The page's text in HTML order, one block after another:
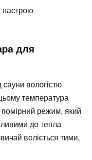
настрою
для
сауни вологістю
температура
помірний режим, який
до тепла
воліється тими,